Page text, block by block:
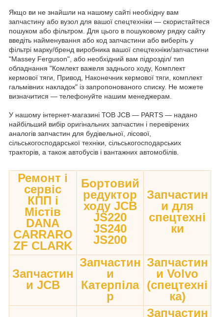
Якщо ви не знайшли на нашому сайті необхідну вам
запчастину або вузол для вашої спецтехніки — скористайтеся
пошуком або фільтром. Для цього в пошуковому рядку сайту
введіть найменування або код запчастини або виберіть у
фільтрі марку/бренд виробника вашої спецтехніки/запчастини
"Massey Ferguson", або необхідний вам підрозділ/ тип
обладнання "Комлект важеля заднього ходу, Комплект
кермової тяги, Привод, Наконечник кермової тяги, комплект
гальмівних накладок" із запропонованого списку. Не можете
визначитися — телефонуйте нашим менеджерам.
У нашому інтернет-магазині ТОВ JCB — PARTS — надано
найбільший вибір оригінальних запчастин і перевірених
аналогів запчастин для будівельної, лісової,
сільськогосподарської техніки, сільськогосподарських
тракторів, а також автобусів і вантажних автомобілів.
Ремонт і
сервіс
КПП і
Містів
DANA
CARRARO
ZF CLARK
Бортовий
редуктор
ходу JCB
JS220
JS240
JS200
Запчастин
и для
спецтехні
ки
Запчастин
и JCB
Запчастин
и
Катерпіла
р
Запчастин
и Volvo
(спецтехні
ка)
Запчастин